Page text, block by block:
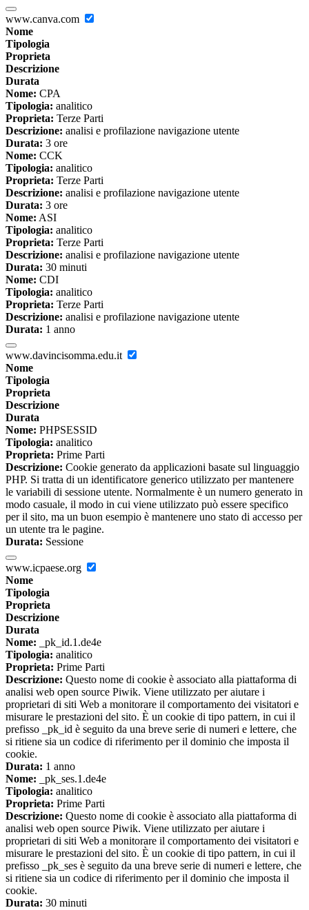
www.canva.com
Nome
Tipologia
Proprieta
Descrizione
Durata
Nome: CPA
Tipologia: analitico
Proprieta: Terze Parti
Descrizione: analisi e profilazione navigazione utente
Durata: 3 ore
Nome: CCK
Tipologia: analitico
Proprieta: Terze Parti
Descrizione: analisi e profilazione navigazione utente
Durata: 3 ore
Nome: ASI
Tipologia: analitico
Proprieta: Terze Parti
Descrizione: analisi e profilazione navigazione utente
Durata: 30 minuti
Nome: CDI
Tipologia: analitico
Proprieta: Terze Parti
Descrizione: analisi e profilazione navigazione utente
Durata: 1 anno
www.davincisomma.edu.it
Nome
Tipologia
Proprieta
Descrizione
Durata
Nome: PHPSESSID
Tipologia: analitico
Proprieta: Prime Parti
Descrizione: Cookie generato da applicazioni basate sul linguaggio
PHP. Si tratta di un identificatore generico utilizzato per mantenere
le variabili di sessione utente. Normalmente è un numero generato in
modo casuale, il modo in cui viene utilizzato può essere specifico
per il sito, ma un buon esempio è mantenere uno stato di accesso per
un utente tra le pagine.
Durata: Sessione
www.icpaese.org
Nome
Tipologia
Proprieta
Descrizione
Durata
Nome: _pk_id.1.de4e
Tipologia: analitico
Proprieta: Prime Parti
Descrizione: Questo nome di cookie è associato alla piattaforma di
analisi web open source Piwik. Viene utilizzato per aiutare i
proprietari di siti Web a monitorare il comportamento dei visitatori e
misurare le prestazioni del sito. È un cookie di tipo pattern, in cui il
prefisso _pk_id è seguito da una breve serie di numeri e lettere, che
si ritiene sia un codice di riferimento per il dominio che imposta il
cookie.
Durata: 1 anno
Nome: _pk_ses.1.de4e
Tipologia: analitico
Proprieta: Prime Parti
Descrizione: Questo nome di cookie è associato alla piattaforma di
analisi web open source Piwik. Viene utilizzato per aiutare i
proprietari di siti Web a monitorare il comportamento dei visitatori e
misurare le prestazioni del sito. È un cookie di tipo pattern, in cui il
prefisso _pk_ses è seguito da una breve serie di numeri e lettere, che
si ritiene sia un codice di riferimento per il dominio che imposta il
cookie.
Durata: 30 minuti